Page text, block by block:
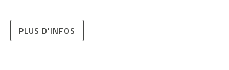
PLUS D'INFOS